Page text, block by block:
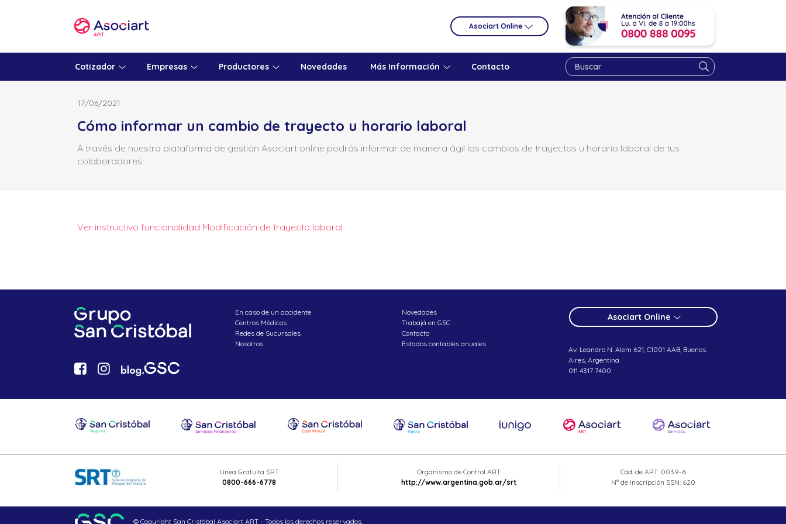
Asociart Online
Cotizador Empresas Productores Novedades Más Información Contacto
17/06/2021
Cómo informar un cambio de trayecto u horario laboral
A través de nuestra plataforma de gestión Asociart online podrás informar de manera ágil los cambios de trayectos u horario laboral de tus
colaboradores.
Ver instructivo funcionalidad Modificación de trayecto laboral
En caso de un accidente
Centros Médicos
Redes de Sucursales
Nosotros
Novedades
Trabajá en GSC
Contacto
Estados contables anuales
Asociart Online
Av. Leandro N. Alem 621, C1001 AAB, Buenos
Aires, Argentina
011 4317 7400
Cód. de ART: 0039-6
N° de inscripción SSN: 620
Organismo de Control ART
http://www.argentina.gob.ar/srt
Línea Gratuita SRT
0800-666-6778
© Copyright San Cristóbal Asociart ART - Todos los derechos reservados.